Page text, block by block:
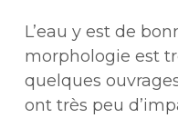
L’eau y est de
morphologie est
quelques
ont très peu